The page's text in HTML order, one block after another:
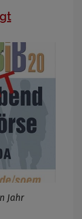
Jahr